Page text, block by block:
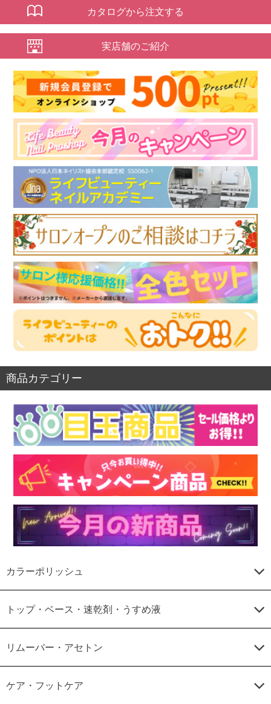
カタログから注文する
実店舗のご紹介
商品カテゴリー
カラーポリッシュ
トップ・ベース・速乾剤・うすめ液
リムーバー・アセトン
ケア・フットケア